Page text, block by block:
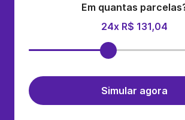
Em quantas
24x R$ 131,04
Simular agora